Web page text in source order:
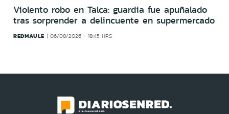
Violento robo en Talca: guardia fue apuñalado
tras sorprender a delincuente en supermercado
REDMAULE 06/08/2026 - 18:45 HRS